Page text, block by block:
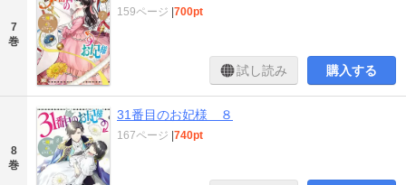
7
巻
159ページ |700pt
試し読み 購入する
8
巻
31番目のお妃様 ８
167ページ |740pt